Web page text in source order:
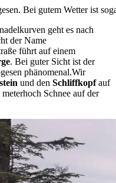
Bei gutem Wetter ist
geht es nach
der Name
führt auf einem
. Bei guter Sicht ist der
phänomenal.Wir
und den Schliffkopfauf
Schnee auf der